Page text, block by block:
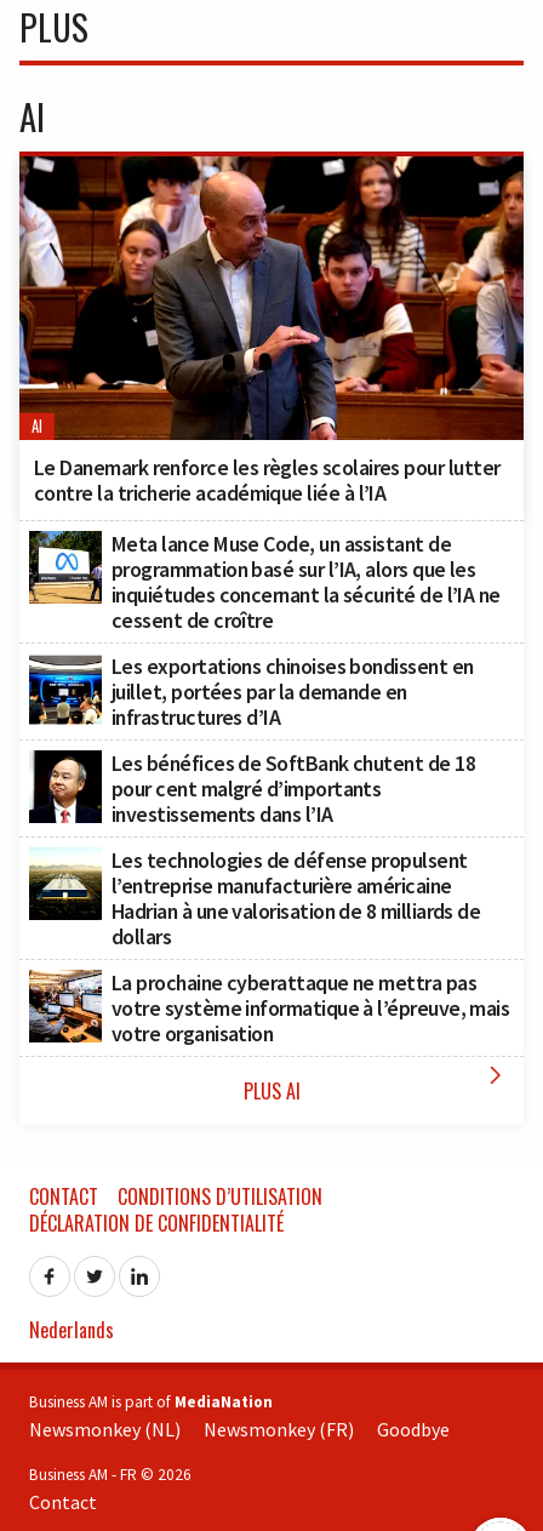
PLUS
AI
AI
Le Danemark renforce les règles scolaires pour lutter
contre la tricherie académique liée à l’IA
Meta lance Muse Code, un assistant de
programmation basé sur l’IA, alors que les
inquiétudes concernant la sécurité de l’IA ne
cessent de croître
Les exportations chinoises bondissent en
juillet, portées par la demande en
infrastructures d’IA
Les bénéfices de SoftBank chutent de 18
pour cent malgré d’importants
investissements dans l’IA
Les technologies de défense propulsent
l’entreprise manufacturière américaine
Hadrian à une valorisation de 8 milliards de
dollars
La prochaine cyberattaque ne mettra pas
votre système informatique à l’épreuve, mais
votre organisation
PLUS AI 
CONTACT
CONDITIONS D’UTILISATION
DÉCLARATION DE CONFIDENTIALITÉ
Nederlands
Business AM is part of MediaNation
Newsmonkey (NL) Newsmonkey (FR) Goodbye
Business AM - FR © 2026
Contact